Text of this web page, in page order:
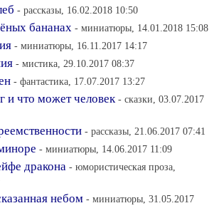
- рассказы, 16.02.2018 10:50
бананах - миниатюры, 14.01.2018 15:08
- миниатюры, 16.11.2017 14:17
- мистика, 29.10.2017 08:37
- фантастика, 17.07.2017 13:27
и что может человек - сказки, 03.07.2017
- рассказы, 21.06.2017 07:41
- миниатюры, 14.06.2017 11:09
дракона - юмористическая проза,
небом - миниатюры, 31.05.2017